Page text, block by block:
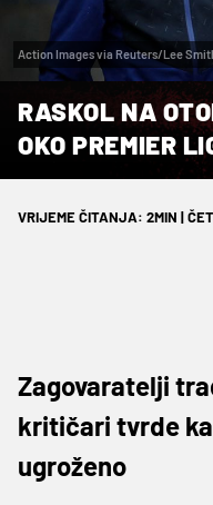
Action Images via Reuters/Lee
RASKOL NA
OKO PREMIER
VRIJEME ČITANJA: 2MIN |
Zagovaratelji
kritičari tvrde
ugroženo